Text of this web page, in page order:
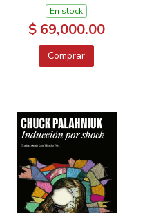
En stock
$ 69,000.00
Comprar